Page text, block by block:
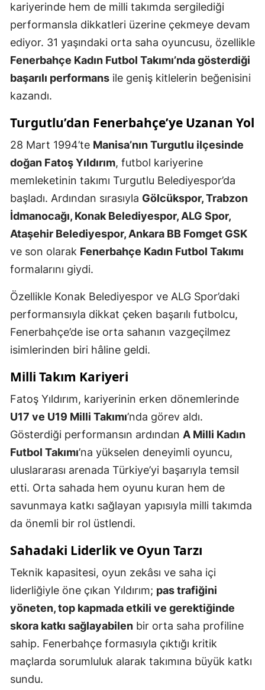
kariyerinde hem de milli takımda sergilediği
performansla dikkatleri üzerine çekmeye devam
ediyor. 31 yaşındaki orta saha oyuncusu, özellikle
Fenerbahçe Kadın Futbol Takımı’nda gösterdiği
başarılı performans ile geniş kitlelerin beğenisini
kazandı.
Turgutlu’dan Fenerbahçe’ye Uzanan Yol
28 Mart 1994’te Manisa’nın Turgutlu ilçesinde
doğan Fatoş Yıldırım, futbol kariyerine
memleketinin takımı Turgutlu Belediyespor’da
başladı. Ardından sırasıyla Gölcükspor, Trabzon
İdmanocağı, Konak Belediyespor, ALG Spor,
Ataşehir Belediyespor, Ankara BB Fomget GSK
ve son olarak Fenerbahçe Kadın Futbol Takımı
formalarını giydi.
Özellikle Konak Belediyespor ve ALG Spor’daki
performansıyla dikkat çeken başarılı futbolcu,
Fenerbahçe’de ise orta sahanın vazgeçilmez
isimlerinden biri hâline geldi.
Milli Takım Kariyeri
Fatoş Yıldırım, kariyerinin erken dönemlerinde
U17 ve U19 Milli Takımı’nda görev aldı.
Gösterdiği performansın ardından A Milli Kadın
Futbol Takımı’na yükselen deneyimli oyuncu,
uluslararası arenada Türkiye’yi başarıyla temsil
etti. Orta sahada hem oyunu kuran hem de
savunmaya katkı sağlayan yapısıyla milli takımda
da önemli bir rol üstlendi.
Sahadaki Liderlik ve Oyun Tarzı
Teknik kapasitesi, oyun zekâsı ve saha içi
liderliğiyle öne çıkan Yıldırım; pas trafiğini
yöneten, top kapmada etkili ve gerektiğinde
skora katkı sağlayabilen bir orta saha profiline
sahip. Fenerbahçe formasıyla çıktığı kritik
maçlarda sorumluluk alarak takımına büyük katkı
sundu.